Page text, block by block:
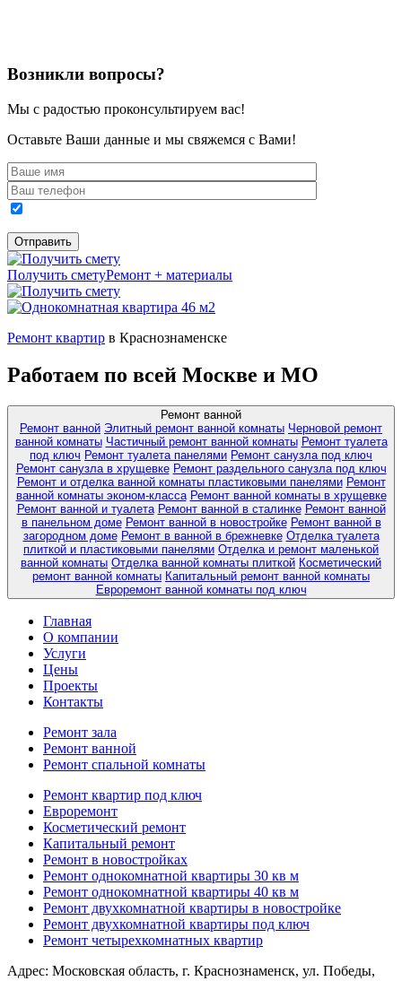
Возникли вопросы?
Мы с радостью проконсультируем вас!
Оставьте Ваши данные и мы свяжемся с Вами!
Получить сметуРемонт + материалы
Ремонт квартир в Краснознаменске
Работаем по всей Москве и МО
Ремонт ванной
Ремонт ванной Элитный ремонт ванной комнаты Черновой ремонт
ванной комнаты Частичный ремонт ванной комнаты Ремонт туалета
под ключ Ремонт туалета панелями Ремонт санузла под ключ
Ремонт санузла в хрущевке Ремонт раздельного санузла под ключ
Ремонт и отделка ванной комнаты пластиковыми панелями Ремонт
ванной комнаты эконом-класса Ремонт ванной комнаты в хрущевке
Ремонт ванной и туалета Ремонт ванной в сталинке Ремонт ванной
в панельном доме Ремонт ванной в новостройке Ремонт ванной в
загородном доме Ремонт в ванной в брежневке Отделка туалета
плиткой и пластиковыми панелями Отделка и ремонт маленькой
ванной комнаты Отделка ванной комнаты плиткой Косметический
ремонт ванной комнаты Капитальный ремонт ванной комнаты
Евроремонт ванной комнаты под ключ
Главная
О компании
Услуги
Цены
Проекты
Контакты
Ремонт зала
Ремонт ванной
Ремонт спальной комнаты
Ремонт квартир под ключ
Евроремонт
Косметический ремонт
Капитальный ремонт
Ремонт в новостройках
Ремонт однокомнатной квартиры 30 кв м
Ремонт однокомнатной квартиры 40 кв м
Ремонт двухкомнатной квартиры в новостройке
Ремонт двухкомнатной квартиры под ключ
Ремонт четырехкомнатных квартир
Адрес: Московская область, г. Краснознаменск, ул. Победы,